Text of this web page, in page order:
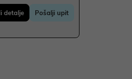
detalje Pošalji upit